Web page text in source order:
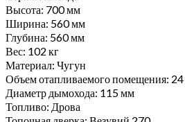
Высота: 700 мм
Ширина: 560 мм
Глубина: 560 мм
Вес: 102 кг
Материал: Чугун
Объем отапливаемого помещения: 24
Диаметр дымохода: 115 мм
Топливо: Дрова